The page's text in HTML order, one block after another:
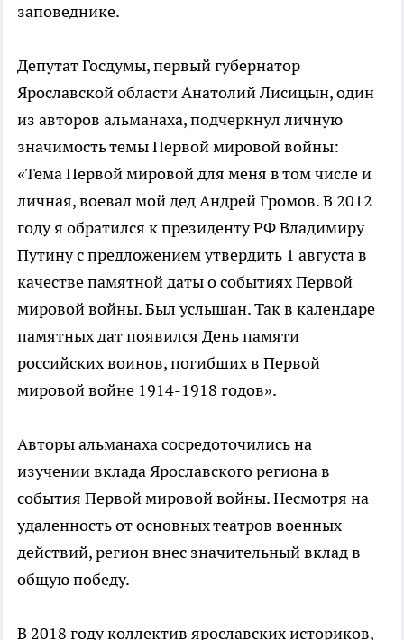
заповеднике.
Депутат Госдумы, первый губернатор
Ярославской области Анатолий Лисицын, один
из авторов альманаха, подчеркнул личную
значимость темы Первой мировой войны:
«Тема Первой мировой для меня в том числе и
личная, воевал мой дед Андрей Громов. В 2012
году я обратился к президенту РФ Владимиру
Путину с предложением утвердить 1 августа в
качестве памятной даты о событиях Первой
мировой войны. Был услышан. Так в календаре
памятных дат появился День памяти
российских воинов, погибших в Первой
мировой войне 1914-1918 годов».
Авторы альманаха сосредоточились на
изучении вклада Ярославского региона в
события Первой мировой войны. Несмотря на
удаленность от основных театров военных
действий, регион внес значительный вклад в
общую победу.
В 2018 году коллектив ярославских историков,